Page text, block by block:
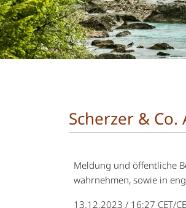
Scherzer &
Meldung und öffentliche
wahrnehmen, sowie in
13.12.2023 / 16:27 CET/